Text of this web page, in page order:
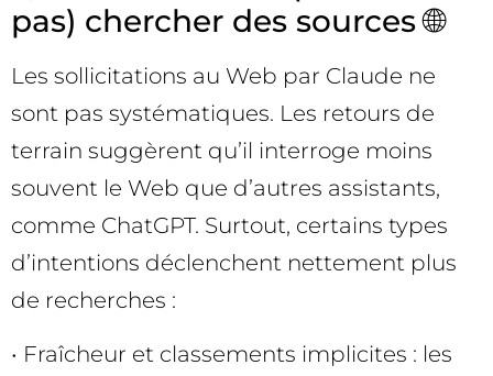
pas) chercher des sources 🌐
Les sollicitations au Web par Claude ne
sont pas systématiques. Les retours de
terrain suggèrent qu’il interroge moins
souvent le Web que d’autres assistants,
comme ChatGPT. Surtout, certains types
d’intentions déclenchent nettement plus
de recherches :
• Fraîcheur et classements implicites : les